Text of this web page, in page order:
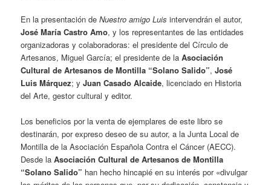
En la presentación deNuestro amigo Luisintervendrán el autor,
José María Castro Amo, y los representantes de las entidades
organizadoras y colaboradoras: el presidente del Círculo de
Artesanos, Miguel García; el presidente de laAsociación
Cultural de Artesanos de Montilla “Solano Salido”,José
Luis Márquez; yJuan Casado Alcaide, licenciado en Historia
del Arte, gestor cultural y editor.
Los beneficios por la venta de ejemplares de este libro se
destinarán, por expreso deseo de su autor, a la Junta Local de
Montilla de la Asociación Española Contra el Cáncer (AECC).
Desde laAsociación Cultural de Artesanos de Montilla
“Solano Salido” han hecho hincapié en su interés por «divulgar